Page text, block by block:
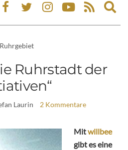
Ruhrgebiet
Ruhrstadt der
Laurin 2 Kommentare
Mitwillbee
gibt es eine